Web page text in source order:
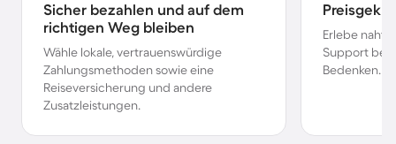
Sicher bezahlen und auf dem
richtigen Weg bleiben
Wähle lokale, vertrauenswürdige
Zahlungsmethoden sowie eine
Reiseversicherung und andere
Zusatzleistungen.
Erlebe
Support bei
Bedenken.